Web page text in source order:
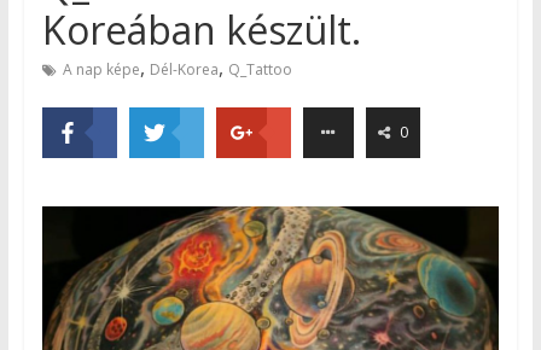
Koreában készült.
A nap képe, Dél-Korea, Q_Tattoo
0